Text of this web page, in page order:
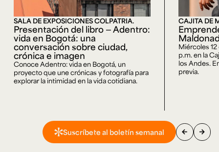
SALA DE EXPOSICIONES COLPATRIA.
Presentación del libro — Adentro:
vida en Bogotá: una
conversación sobre ciudad,
crónica e imagen
Conoce Adentro: vida en Bogotá, un
proyecto que une crónicas y fotografía para
explorar la intimidad en la vida cotidiana.
CAJITA DE
Miércoles
p.m. en la
los Andes.
previa.
Suscríbete al boletín semanal arrow_back arrow_forward